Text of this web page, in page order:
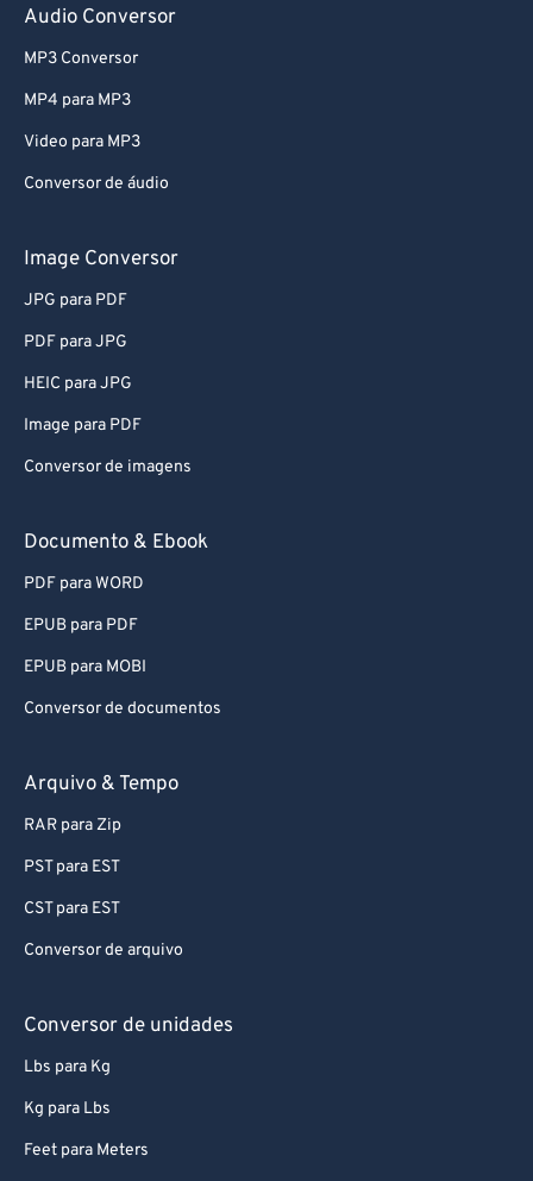
Audio Conversor
MP3 Conversor
MP4 para MP3
Video para MP3
Conversor de áudio
Image Conversor
JPG para PDF
PDF para JPG
HEIC para JPG
Image para PDF
Conversor de imagens
Documento & Ebook
PDF para WORD
EPUB para PDF
EPUB para MOBI
Conversor de documentos
Arquivo & Tempo
RAR para Zip
PST para EST
CST para EST
Conversor de arquivo
Conversor de unidades
Lbs para Kg
Kg para Lbs
Feet para Meters